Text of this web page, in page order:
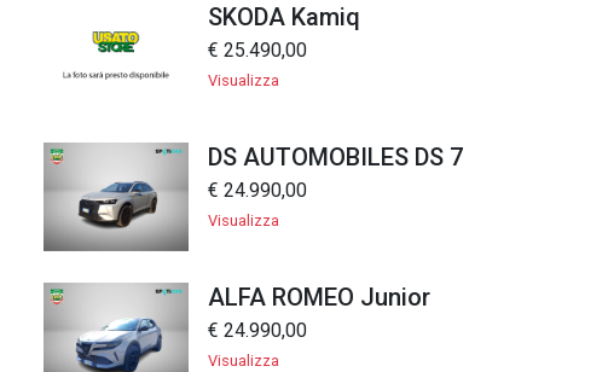
SKODA Kamiq
€ 25.490,00
Visualizza
DS AUTOMOBILES DS 7
€ 24.990,00
Visualizza
ALFA ROMEO Junior
€ 24.990,00
Visualizza